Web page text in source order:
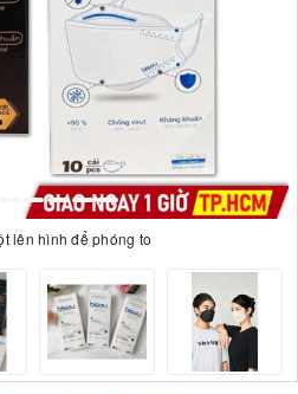
lên hình để phóng to